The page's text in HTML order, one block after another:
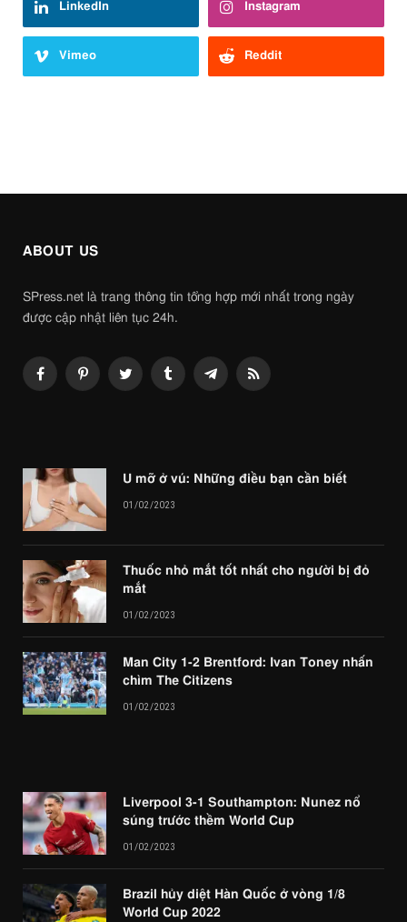
LinkedIn Instagram
Vimeo Reddit
ABOUT US
SPress.net là trang thông tin tổng hợp mới nhất trong ngày
được cập nhật liên tục 24h.
FacebookPinterestTwitter Tumblr TelegramRSS
U mỡ ở vú: Những điều bạn cần biết
01/02/2023
Thuốc nhỏ mắt tốt nhất cho người bị đỏ
mắt
01/02/2023
Man City 1-2 Brentford: Ivan Toney nhấn
chìm The Citizens
01/02/2023
Liverpool 3-1 Southampton: Nunez nổ
súng trước thềm World Cup
01/02/2023
Brazil hủy diệt Hàn Quốc ở vòng 1/8
World Cup 2022